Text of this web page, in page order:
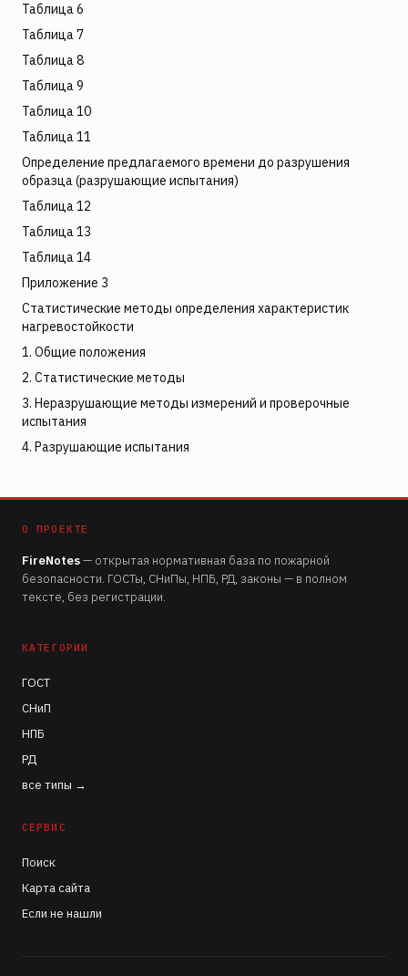
Таблица 6
Таблица 7
Таблица 8
Таблица 9
Таблица 10
Таблица 11
Определение предлагаемого времени до разрушения
образца (разрушающие испытания)
Таблица 12
Таблица 13
Таблица 14
Приложение 3
Статистические методы определения характеристик
нагревостойкости
1. Общие положения
2. Статистические методы
3. Неразрушающие методы измерений и проверочные
испытания
4. Разрушающие испытания
О ПРОЕКТЕ
FireNotes— открытая нормативная база по пожарной
безопасности. ГОСТы, СНиПы, НПБ, РД, законы — в полном
тексте, без регистрации.
КАТЕГОРИИ
ГОСТ
СНиП
НПБ
РД
все типы →
СЕРВИС
Поиск
Карта сайта
Если не нашли